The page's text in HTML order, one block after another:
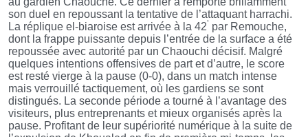
son duel en repoussant la tentative de l’attaquant harrachi.
La réplique el-biaroise est arrivée à la 42’ par Remouche,
dont la frappe puissante depuis l’entrée de la surface a été
repoussée avec autorité par un Chaouchi décisif. Malgré
quelques intentions offensives de part et d’autre, le score
est resté vierge à la pause (0-0), dans un match intense
mais verrouillé tactiquement, où les gardiens se sont
distingués. La seconde période a tourné à l’avantage des
visiteurs, plus entreprenants et mieux organisés après la
pause. Profitant de leur supériorité numérique à la suite de